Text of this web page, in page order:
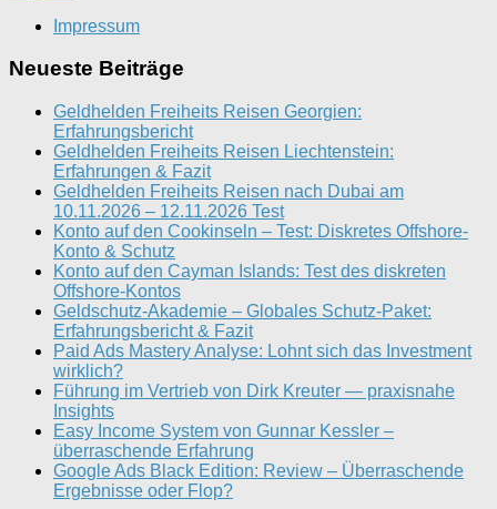
Impressum
Neueste Beiträge
Geldhelden Freiheits Reisen Georgien:
Erfahrungsbericht
Geldhelden Freiheits Reisen Liechtenstein:
Erfahrungen & Fazit
Geldhelden Freiheits Reisen nach Dubai am
10.11.2026 – 12.11.2026 Test
Konto auf den Cookinseln – Test: Diskretes Offshore-
Konto & Schutz
Konto auf den Cayman Islands: Test des diskreten
Offshore-Kontos
Geldschutz-Akademie – Globales Schutz-Paket:
Erfahrungsbericht & Fazit
Paid Ads Mastery Analyse: Lohnt sich das Investment
wirklich?
Führung im Vertrieb von Dirk Kreuter — praxisnahe
Insights
Easy Income System von Gunnar Kessler –
überraschende Erfahrung
Google Ads Black Edition: Review – Überraschende
Ergebnisse oder Flop?